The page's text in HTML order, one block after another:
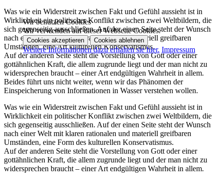
Was wie ein Widerstreit zwischen Fakt und Gefühl aussieht ist in
Wirklichkeit ein politischer Konflikt zwischen zwei Weltbildern, die
sich gegenseitig ausschließen. Auf der einen Seite steht der Wunsch
nach einer Welt mit klaren rationalen und materiell greifbaren
Umständen, eine Art kulturellen Konservatismus.
Auf der anderen Seite steht die Vorstellung von Gott oder einer
gottähnlichen Kraft, die allem zugrunde liegt und der man nicht zu
widersprechen braucht – einer Art endgültigen Wahrheit in allem.
Beides führt uns nicht weiter, wenn wir das Phänomen der
Einspeicherung von Informationen in Wasser verstehen wollen.
Was wie ein Widerstreit zwischen Fakt und Gefühl aussieht ist in
Wirklichkeit ein politischer Konflikt zwischen zwei Weltbildern, die
sich gegenseitig ausschließen. Auf der einen Seite steht der Wunsch
nach einer Welt mit klaren rationalen und materiell greifbaren
Umständen, eine Form des kulturellen Konservatismus.
Auf der anderen Seite steht die Vorstellung von Gott oder einer
gottähnlichen Kraft, die allem zugrunde liegt und der man nicht zu
widersprechen braucht – einer Art endgültigen Wahrheit in allem.
Wir benutzen Cookies
Wir verwenden auf dieser Webseite Cookies.
Cookies akzeptieren Cookies ablehnen
Weitere Informationen dazu erhalten sie hier. Impressum